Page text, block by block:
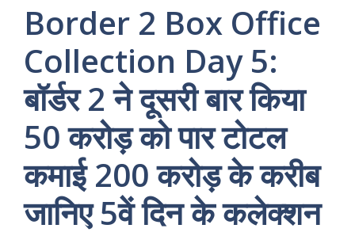
Border 2 Box Office
Collection Day 5:
बॉर्डर 2 ने दूसरी बार किया
50 करोड़ को पार टोटल
कमाई 200 करोड़ के करीब
जानिए 5वें दिन के कलेक्शन